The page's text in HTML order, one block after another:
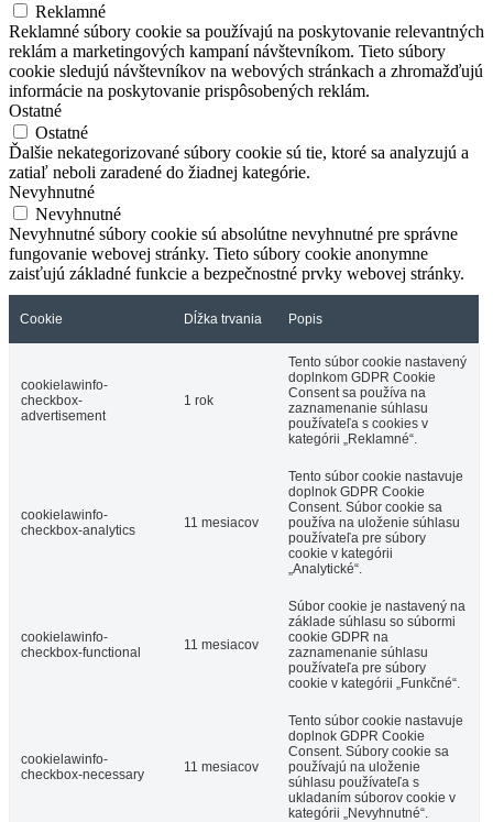
Reklamné
Reklamné súbory cookie sa používajú na poskytovanie relevantných
reklám a marketingových kampaní návštevníkom. Tieto súbory
cookie sledujú návštevníkov na webových stránkach a zhromažďujú
informácie na poskytovanie prispôsobených reklám.
Ostatné
Ostatné
Ďalšie nekategorizované súbory cookie sú tie, ktoré sa analyzujú a
zatiaľ neboli zaradené do žiadnej kategórie.
Nevyhnutné
Nevyhnutné
Nevyhnutné súbory cookie sú absolútne nevyhnutné pre správne
fungovanie webovej stránky. Tieto súbory cookie anonymne
zaisťujú základné funkcie a bezpečnostné prvky webovej stránky.
Cookie Dĺžka trvania Popis
cookielawinfo-
checkbox-
advertisement
1 rok
Tento súbor cookie nastavený
doplnkom GDPR Cookie
Consent sa používa na
zaznamenanie súhlasu
používateľa s cookies v
kategórii „Reklamné“.
cookielawinfo-
checkbox-analytics
11 mesiacov
Tento súbor cookie nastavuje
doplnok GDPR Cookie
Consent. Súbor cookie sa
používa na uloženie súhlasu
používateľa pre súbory
cookie v kategórii
„Analytické“.
cookielawinfo-
checkbox-functional
11 mesiacov
Súbor cookie je nastavený na
základe súhlasu so súbormi
cookie GDPR na
zaznamenanie súhlasu
používateľa pre súbory
cookie v kategórii „Funkčné“.
cookielawinfo-
checkbox-necessary
11 mesiacov
Tento súbor cookie nastavuje
doplnok GDPR Cookie
Consent. Súbory cookie sa
používajú na uloženie
súhlasu používateľa s
ukladaním súborov cookie v
kategórii „Nevyhnutné“.